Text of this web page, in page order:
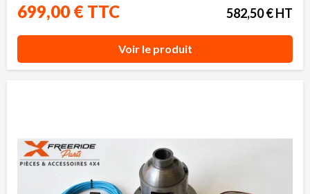
699,00 € TTC 582,50 € HT
Voir le produit